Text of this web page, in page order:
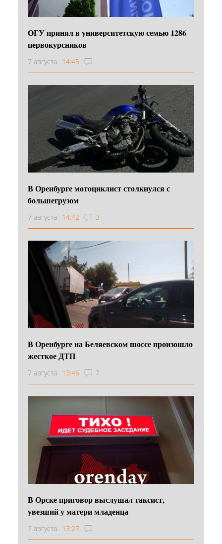
ОГУ принял в университетскую семью 1286
первокурсников
7 августа 14:45
В Оренбурге мотоциклист столкнулся с
большегрузом
7 августа 14:42 3
В Оренбурге на Беляевском шоссе произошло
жесткое ДТП
7 августа 13:46 7
В Орске приговор выслушал таксист,
увезший у матери младенца
7 августа 13:27